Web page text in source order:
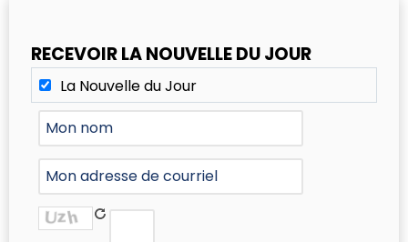
RECEVOIR LA NOUVELLE DU JOUR
La Nouvelle du Jour